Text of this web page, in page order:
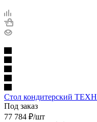
Стол кондитерский
Под заказ
77 784 ₽/шт